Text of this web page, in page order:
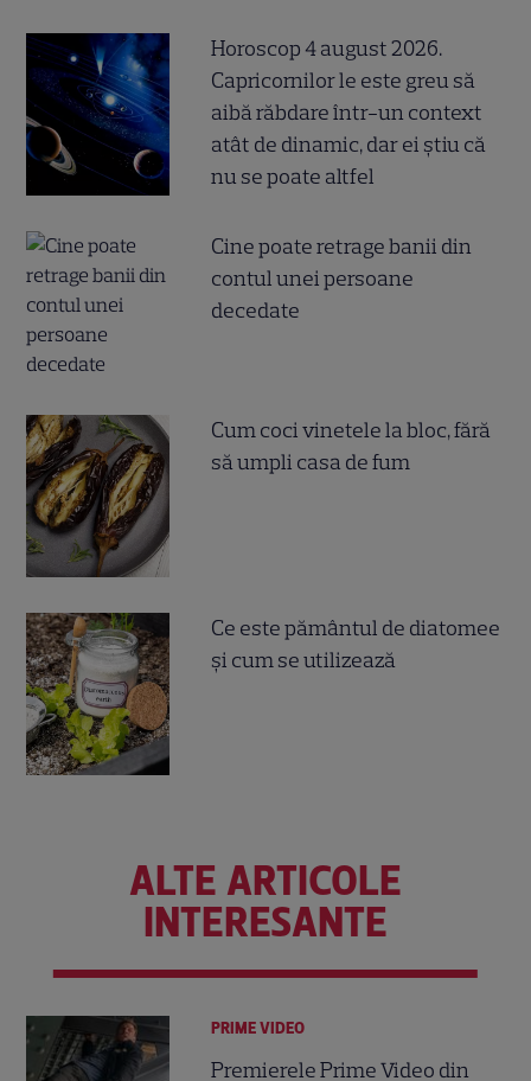
Horoscop 4 august 2026.
Capricornilor le este greu să
aibă răbdare într-un context
atât de dinamic, dar ei știu că
nu se poate altfel
Cine poate retrage banii din
contul unei persoane
decedate
Cum coci vinetele la bloc, fără
să umpli casa de fum
Ce este pământul de diatomee
și cum se utilizează
ALTE ARTICOLE
INTERESANTE
PRIME VIDEO
Premierele Prime Video din